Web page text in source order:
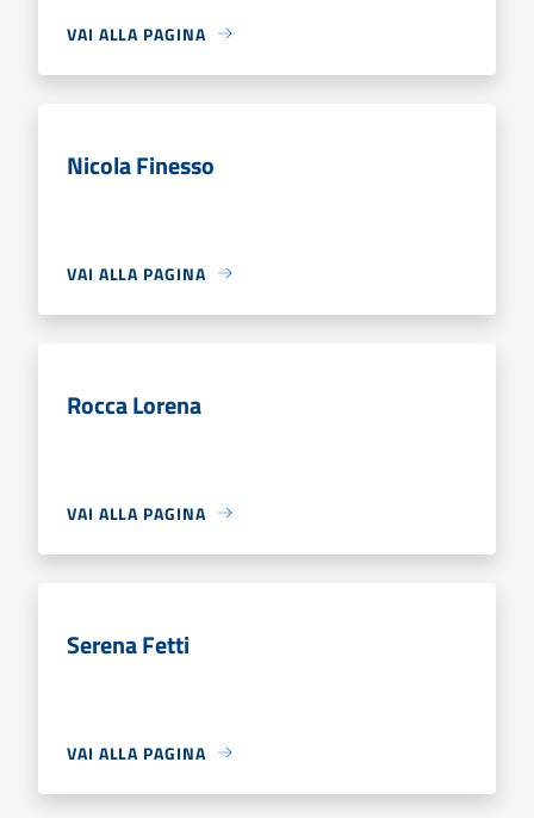
VAI ALLA PAGINA
Nicola Finesso
VAI ALLA PAGINA
Rocca Lorena
VAI ALLA PAGINA
Serena Fetti
VAI ALLA PAGINA